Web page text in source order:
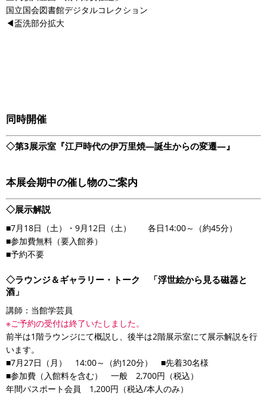
国立国会図書館デジタルコレクション
◀︎盃洗部分拡大
同時開催
◇第3展示室『江戸時代の伊万里焼―誕生からの変遷―』
本展会期中の催し物のご案内
◇展示解説
■7月18日（土）・9月12日（土） 各日14:00～（約45分）
■参加費無料（要入館券）
■予約不要
◇ラウンジ＆ギャラリー・トーク 「浮世絵から見る磁器と
酒」
講師：当館学芸員
※ご予約の受付は終了いたしました。
前半は1階ラウンジにて概説し、後半は2階展示室にて展示解説を行
います。
■7月27日（月） 14:00～（約120分） ■先着30名様
■参加費（入館料を含む） 一般 2,700円（税込）
年間パスポート会員 1,200円（税込/本人のみ）